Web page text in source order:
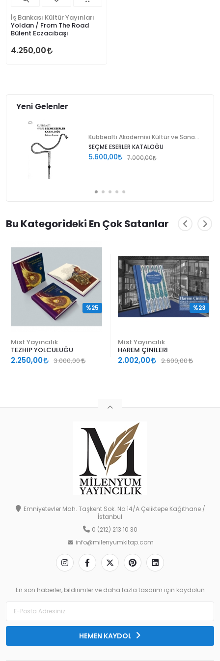
İş Bankası Kültür Yayınları
Yoldan / From The Road
Bülent Eczacıbaşı
4.250,00
Yeni Gelenler
SEÇME ESERLER KATALOĞU
5.600,00 7.000,00
Bu Kategorideki En Çok Satanlar
Mist Yayıncılık
TEZHİP YOLCULUĞU
2.250,00 3.000,00
%25
Mist Yayıncılık
HAREM ÇİNİLERİ
2.002,00 2.600,00
%23
Emniyetevler Mah. Taşkent Sok. No:14/A Çeliktepe Kağıthane /
İstanbul
0 (212) 213 10 30
info@milenyumkitap.com
En son haberler, bildirimler ve daha fazla tasarım için kaydolun
HEMEN KAYDOL